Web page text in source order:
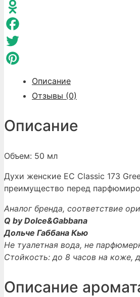
WhatsApp
Odnoklassniki
Facebook
Twitter
Pinterest
Описание
Отзывы (0)
Описание
Объем: 50 мл
Духи женские EC Classic 173
преимущество перед
Аналог бренда, соответствие
Q by Dolce&Gabbana
Дольче Габбана Кью
Не туалетная вода, не
Стойкость: до 8 часов на коже,
Описание